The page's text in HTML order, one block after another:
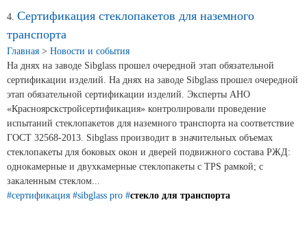
Личный кабинет
Продажа Б/У оборудования
4. Сертификация стеклопакетов для наземного
транспорта
Главная > Новости и события
На днях на заводе Sibglass прошел очередной этап обязательной
сертификации изделий. На днях на заводе Sibglass прошел очередной
этап обязательной сертификации изделий. Эксперты АНО
«Красноярскстройсертификация» контролировали проведение
испытаний стеклопакетов для наземного транспорта на соответствие
ГОСТ 32568-2013. Sibglass производит в значительных объемах
стеклопакеты для боковых окон и дверей подвижного состава РЖД:
однокамерные и двухкамерные стеклопакеты с TPS рамкой; с
закаленным стеклом...
#сертификация #sibglass pro #стекло для транспорта